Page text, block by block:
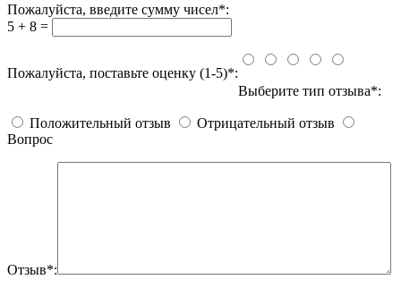
Пожалуйста, введите сумму чисел*:
5 + 8 =
Пожалуйста, поставьте оценку (1-5)*:
Выберите тип отзыва*:
Положительный отзыв
Отрицательный отзыв
Вопрос
Отзыв*: